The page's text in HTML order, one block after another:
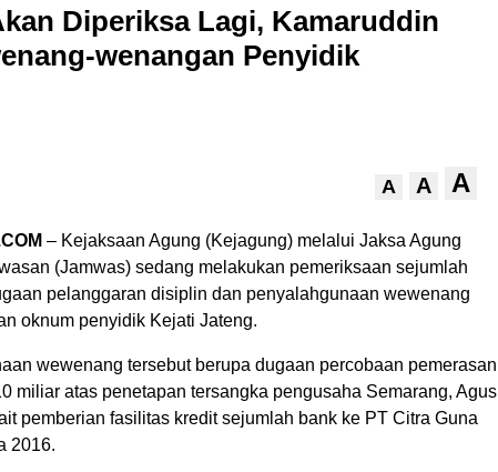
Diperiksa Lagi, Kamaruddin
wenangan Penyidik
A A A
– Kejaksaan Agung (Kejagung) melalui Jaksa Agung
(Jamwas) sedang melakukan pemeriksaan sejumlah
pelanggaran disiplin dan penyalahgunaan wewenang
oknum penyidik Kejati Jateng.
wewenang tersebut berupa dugaan percobaan pemerasan
miliar atas penetapan tersangka pengusaha Semarang, Agus
pemberian fasilitas kredit sejumlah bank ke PT Citra Guna
2016.